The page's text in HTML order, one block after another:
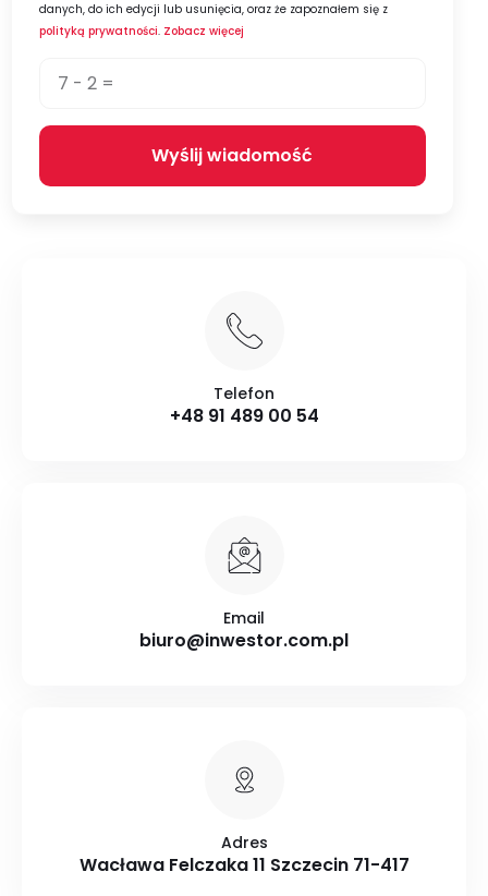
danych, do ich edycji lub usunięcia, oraz że zapoznałem się z
polityką prywatności. Zobacz więcej
Wyślij wiadomość
Telefon
+48 91 489 00 54
Email
biuro@inwestor.com.pl
Adres
Wacława Felczaka 11 Szczecin 71-417